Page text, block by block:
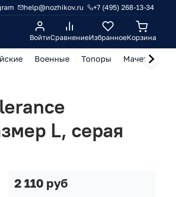
help@nozhikov.ru +7 (495) 268-13-34
ВойтиСравнениеИзбранноеКорзина
Военные Топоры Мачете,
L, серая
2 110 руб